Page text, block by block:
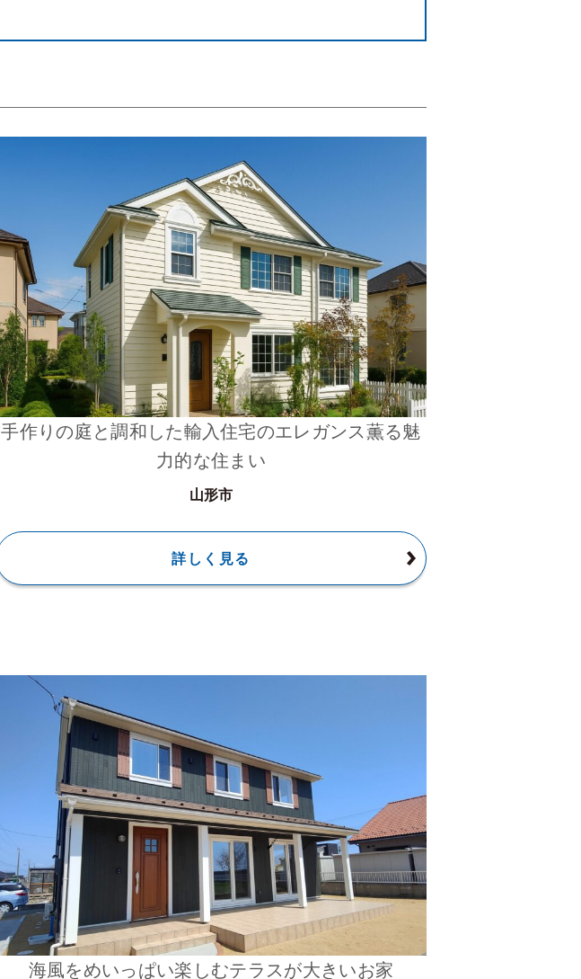
手作りの庭と調和した輸入住宅のエレガンス薫る魅
力的な住まい
山形市
詳しく見る
海風をめいっぱい楽しむテラスが大きいお家